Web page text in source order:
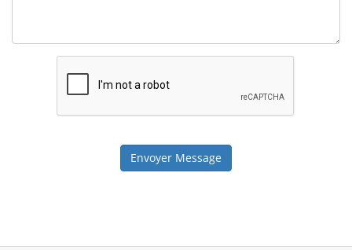
Envoyer Message